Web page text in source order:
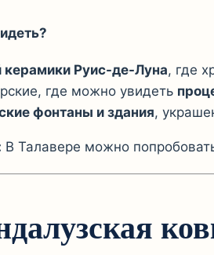
керамики Руис-де-Луна, где
где можно увидеть
фонтаны и здания,
В Талавере можно